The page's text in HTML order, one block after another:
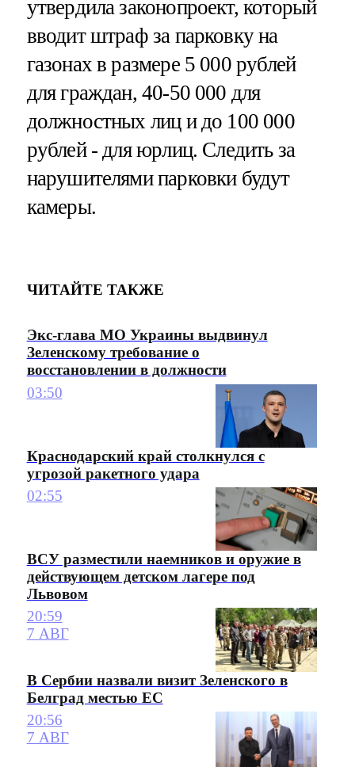
утвердила законопроект, который
вводит штраф за парковку на
газонах в размере 5 000 рублей
для граждан, 40-50 000 для
должностных лиц и до 100 000
рублей - для юрлиц. Cледить за
нарушителями парковки будут
камеры.
ЧИТАЙТЕ ТАКЖЕ
Экс-глава МО Украины выдвинул
Зеленскому требование о
восстановлении в должности
03:50
Краснодарский край столкнулся с
угрозой ракетного удара
02:55
ВСУ разместили наемников и оружие в
действующем детском лагере под
Львовом
20:59
7 АВГ
В Сербии назвали визит Зеленского в
Белград местью ЕС
20:56
7 АВГ